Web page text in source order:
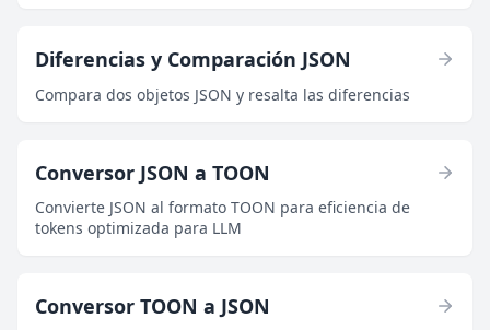
Diferencias y Comparación JSON
Compara dos objetos JSON y resalta las diferencias
Conversor JSON a TOON
Convierte JSON al formato TOON para eficiencia de
tokens optimizada para LLM
Conversor TOON a JSON